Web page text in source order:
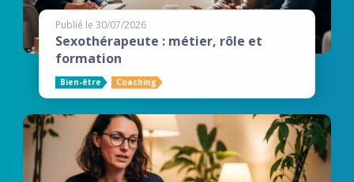
Publié le 30/07/2026
Sexothérapeute : métier, rôle et
formation
Bien-être Coaching